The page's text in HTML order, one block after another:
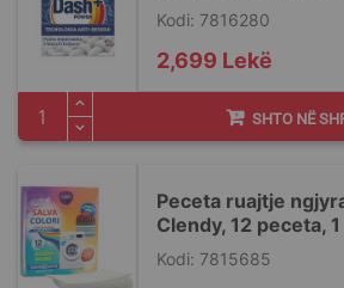
Kodi: 7816280
2,699 Lekë
SHTO NË
Peceta ruajtje
Clendy, 12 peceta,
Kodi: 7815685